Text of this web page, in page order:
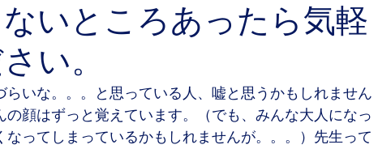
いところあったら気軽
い。
らいな。。。と思っている人、嘘と思うかもしれません
顔はずっと覚えています。（でも、みんな大人になっ
ってしまっているかもしれませんが。。。）先生って